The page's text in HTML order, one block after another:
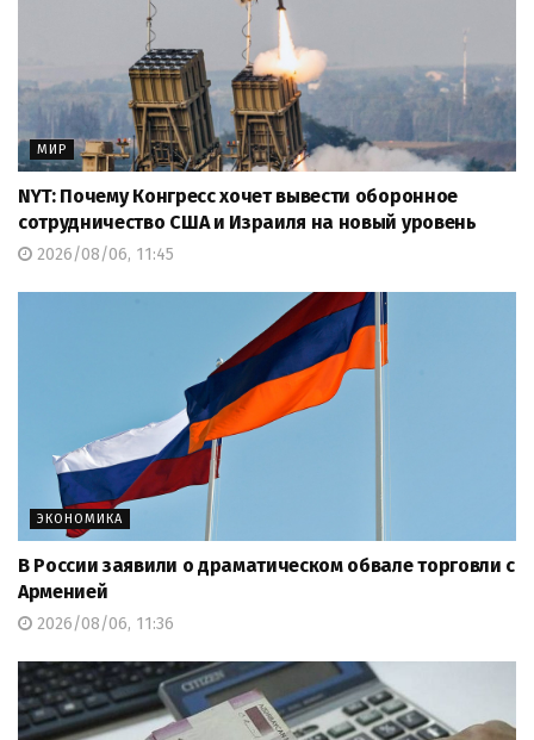
МИР
NYT: Почему Конгресс хочет вывести оборонное
сотрудничество США и Израиля на новый уровень
2026/08/06, 11:45
ЭКОНОМИКА
В России заявили о драматическом обвале торговли с
Арменией
2026/08/06, 11:36